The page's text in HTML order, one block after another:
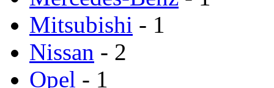
Mitsubishi - 1
Nissan - 2
Opel - 1